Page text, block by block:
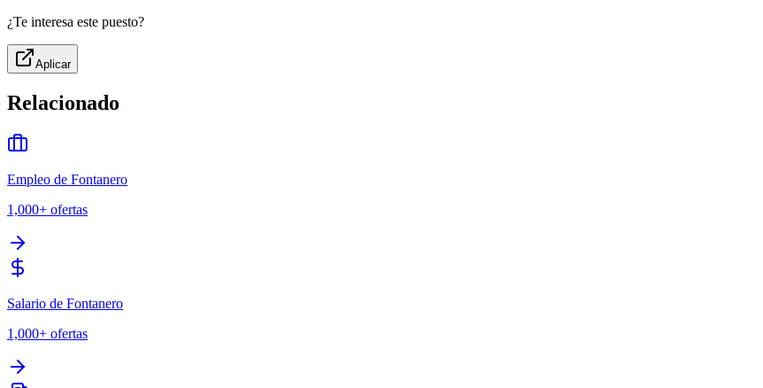
¿Te interesa este puesto?
Aplicar
Relacionado
Empleo de Fontanero
1,000+ ofertas
Salario de Fontanero
1,000+ ofertas